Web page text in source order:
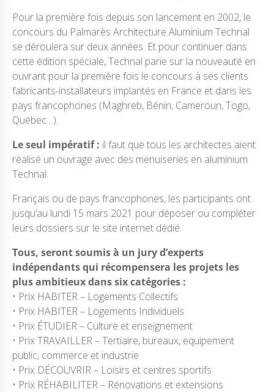
Pour la première fois depuis son lancement en 2002, le
concours du Palmarès Architecture Aluminium Technal
se déroulera sur deux années. Et pour continuer dans
cette édition spéciale, Technal parie sur la nouveauté en
ouvrant pour la première fois le concours à ses clients
fabricants-installateurs implantés en France et dans les
pays francophones (Maghreb, Bénin, Cameroun, Togo,
Québec…).
Le seul impératif : il faut que tous les architectes aient
réalisé un ouvrage avec des menuiseries en aluminium
Technal.
Français ou de pays francophones, les participants ont
jusqu’au lundi 15 mars 2021 pour déposer ou compléter
leurs dossiers sur le site internet dédié.
Tous, seront soumis à un jury d’experts
indépendants qui récompensera les projets les
plus ambitieux dans six catégories :
• Prix HABITER – Logements Collectifs
• Prix HABITER – Logements Individuels
• Prix ÉTUDIER – Culture et enseignement
• Prix TRAVAILLER – Tertiaire, bureaux, equipement
public, commerce et industrie
• Prix DÉCOUVRIR – Loisirs et centres sportifs
• Prix RÉHABILITER – Rénovations et extensions